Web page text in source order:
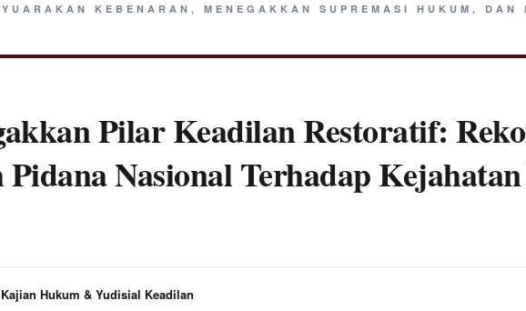
KEBENARAN, MENEGAKKAN SUPREMASI HUKUM, DAN
Pilar Keadilan Restoratif:
Pidana Nasional Terhadap
Hukum & Yudisial Keadilan